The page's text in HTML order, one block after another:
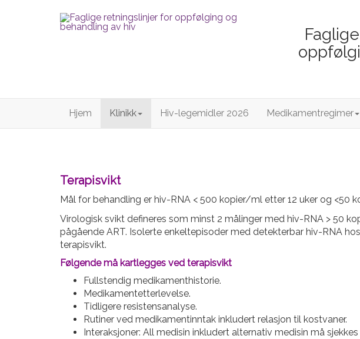
Hjem Klinikk Hiv-legemidler 2026 Medikamentregimer
Terapisvikt
Mål for behandling er hiv-RNA < 500 kopier/ml etter 12 uker og <50
Virologisk svikt defineres som minst 2 målinger med hiv-RNA > 50
pågående ART. Isolerte enkeltepisoder med detekterbar hiv-RNA
terapisvikt.
Følgende må kartlegges ved terapisvikt
Fullstendig medikamenthistorie.
Medikamentetterlevelse.
Tidligere resistensanalyse.
Rutiner ved medikamentinntak inkludert relasjon til kostvaner.
Interaksjoner: All medisin inkludert alternativ medisin må